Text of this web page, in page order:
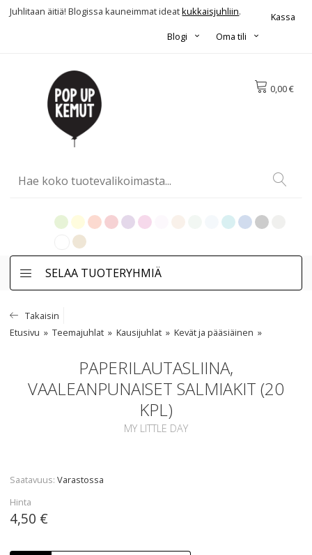
Juhlitaan äitiä! Blogissa kauneimmat ideatkukkaisjuhliin.
Kassa
Oma tili
Blogi
0,00 €
SELAA TUOTERYHMIÄ
Takaisin
Etusivu
Teemajuhlat Kausijuhlat Kevät ja pääsiäinen
PAPERILAUTASLIINA,
VAALEANPUNAISET SALMIAKIT (20
KPL)
MY LITTLE DAY
Saatavuus Varastossa
Hinta
4,50 €